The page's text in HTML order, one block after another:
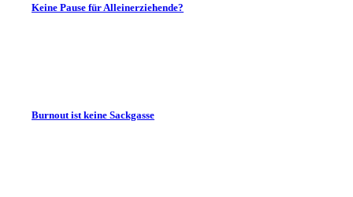
Keine Pause für Alleinerziehende?
Burnout ist keine Sackgasse